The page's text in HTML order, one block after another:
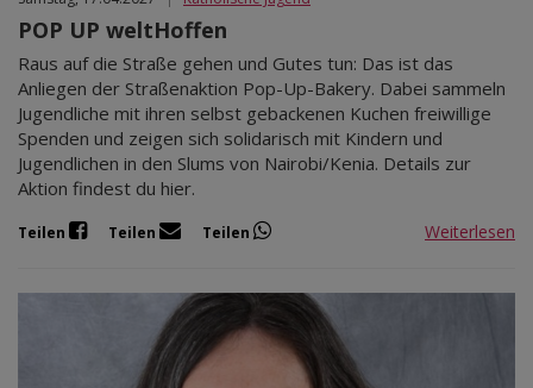
POP UP weltHoffen
Raus auf die Straße gehen und Gutes tun: Das ist das
Anliegen der Straßenaktion Pop-Up-Bakery. Dabei sammeln
Jugendliche mit ihren selbst gebackenen Kuchen freiwillige
Spenden und zeigen sich solidarisch mit Kindern und
Jugendlichen in den Slums von Nairobi/Kenia. Details zur
Aktion findest du hier.
Teilen Teilen Teilen Weiterlesen